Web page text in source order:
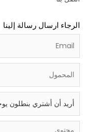
الرجاء ارسال رسالة إلينا